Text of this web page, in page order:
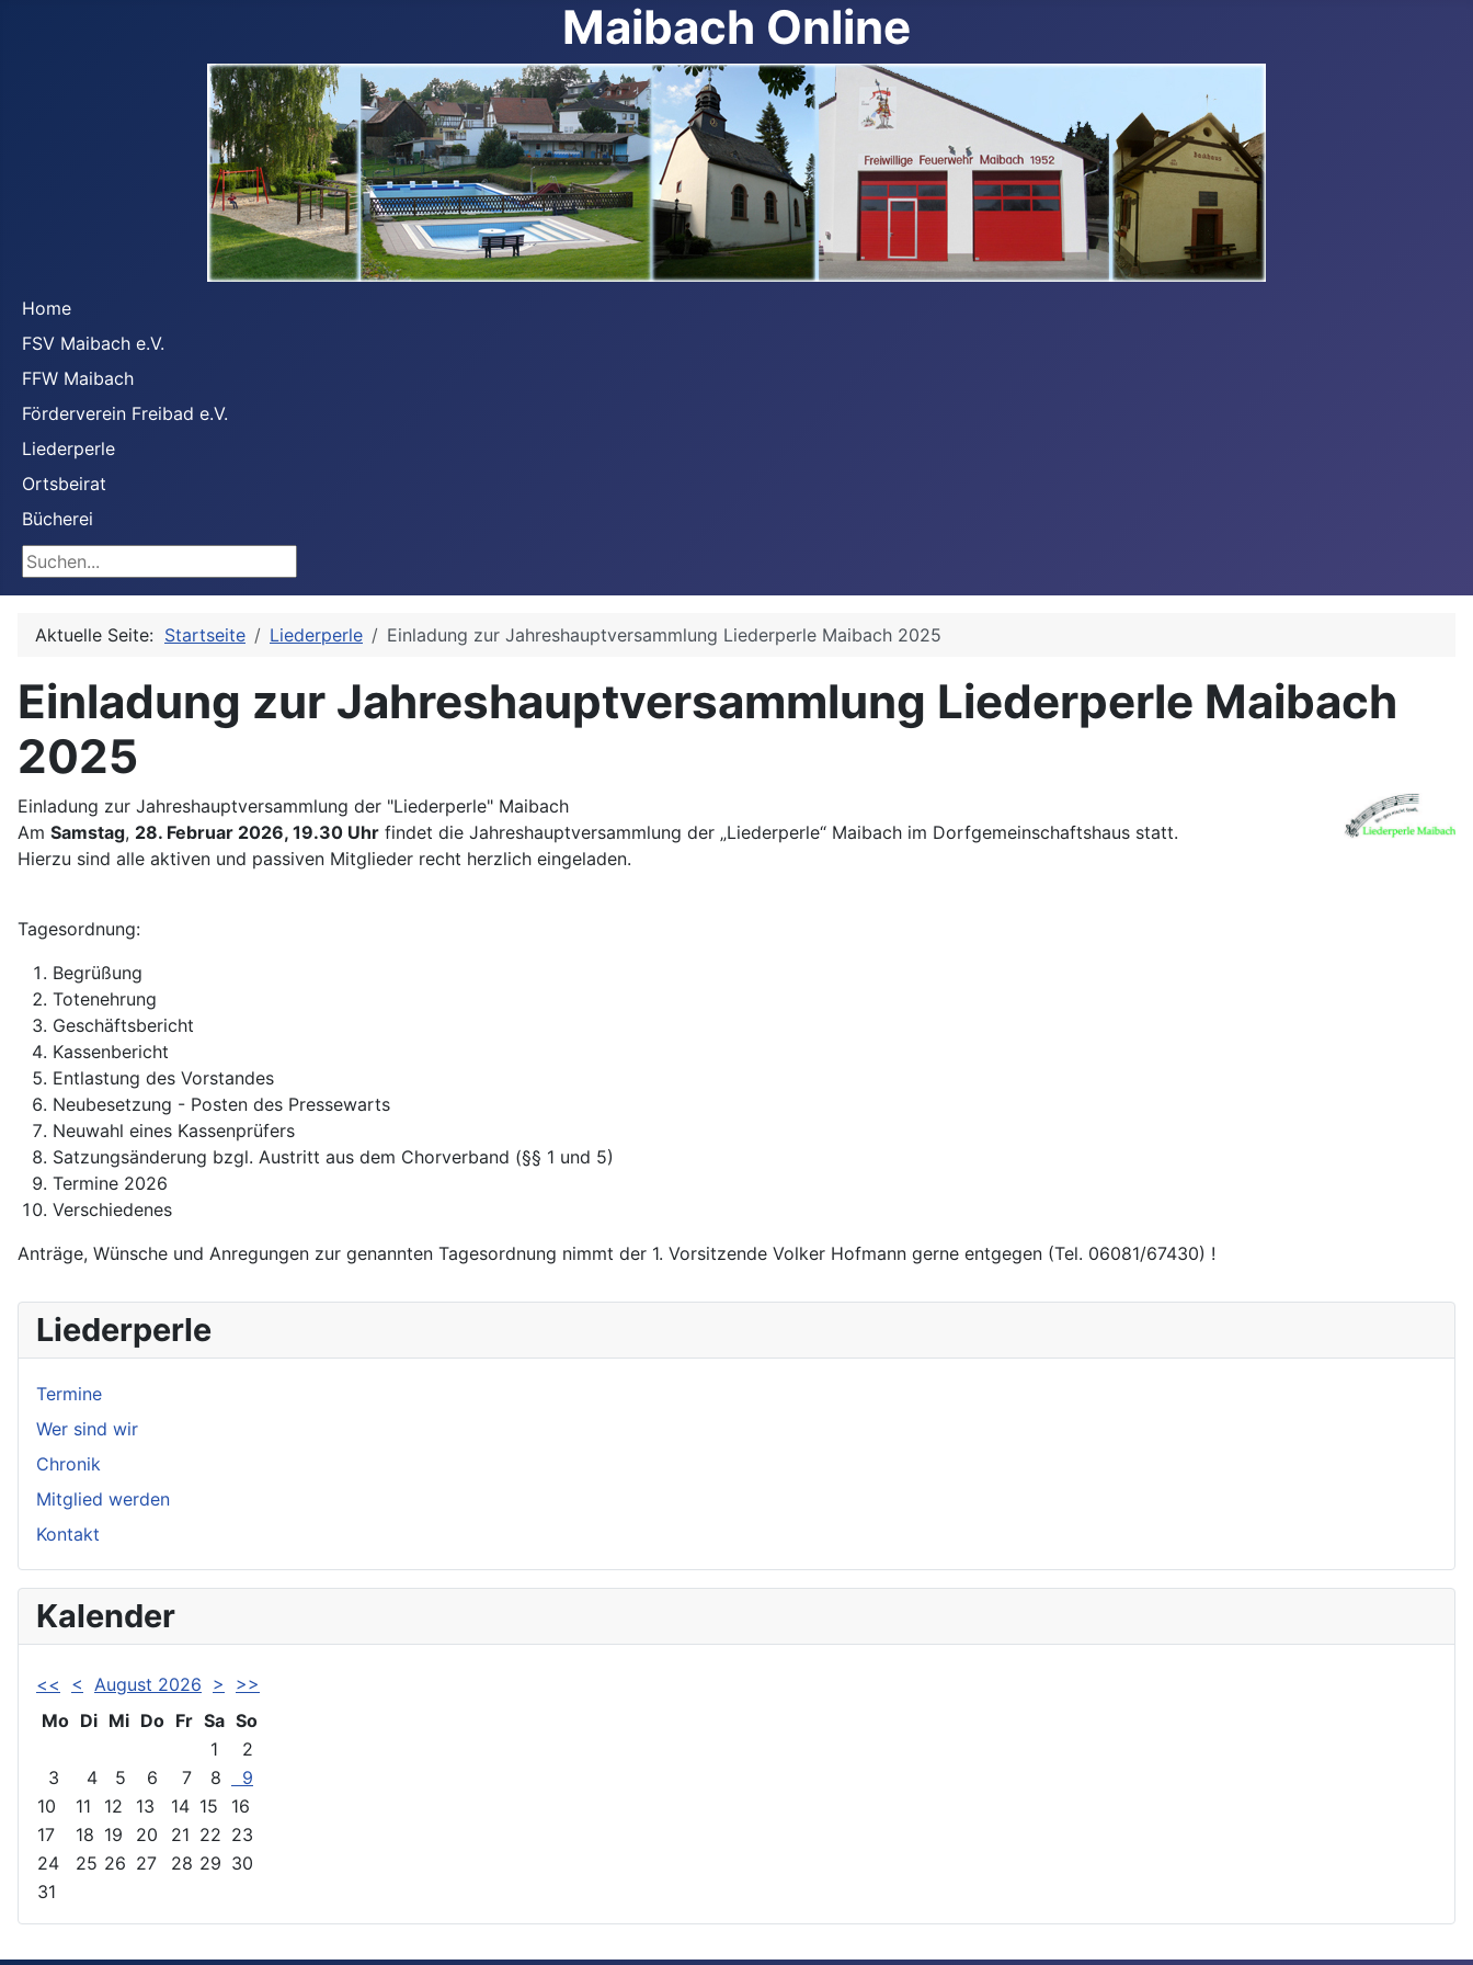
Maibach Online
Home
FSV Maibach e.V.
FFW Maibach
Förderverein Freibad e.V.
Liederperle
Ortsbeirat
Bücherei
Suchen
Liederperle
Termine
Wer sind wir
Chronik
Mitglied werden
Kontakt
Kalender
<< < August 2026 >
>>
Mo Di Mi Do Fr Sa So
1
2
3
4 5 6 7 8
9
10
11 12 13 14 15
16
17
18 19 20 21 22 23
24
25 26 27 28 29 30
31
Aktuelle Seite: Startseite Liederperle Einladung zur Jahreshauptversammlung Liederperle Maibach 2025
Einladung zur Jahreshauptversammlung Liederperle Maibach
2025
Einladung zur Jahreshauptversammlung der "Liederperle" Maibach
Am Samstag, 28. Februar 2026, 19.30 Uhr findet die Jahreshauptversammlung der „Liederperle“ Maibach im Dorfgemeinschaftshaus statt.
Hierzu sind alle aktiven und passiven Mitglieder recht herzlich eingeladen.
Tagesordnung:
Begrüßung
Totenehrung
Geschäftsbericht
Kassenbericht
Entlastung des Vorstandes
Neubesetzung - Posten des Pressewarts
Neuwahl eines Kassenprüfers
Satzungsänderung bzgl. Austritt aus dem Chorverband (§§ 1 und 5)
Termine 2026
Verschiedenes
Anträge, Wünsche und Anregungen zur genannten Tagesordnung nimmt der 1. Vorsitzende Volker Hofmann gerne entgegen (Tel. 06081/67430) !